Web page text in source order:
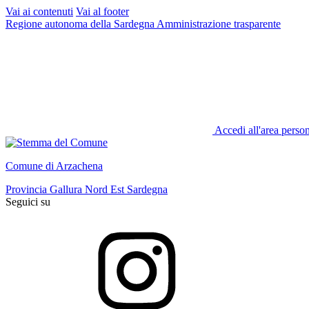
Vai ai contenuti Vai al footer
Regione autonoma della Sardegna Amministrazione trasparente
Accedi all'area
Comune di Arzachena
Provincia Gallura Nord Est Sardegna
Seguici su